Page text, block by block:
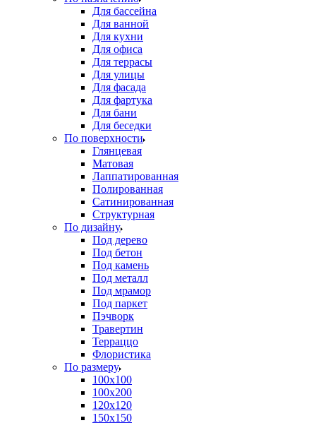
Для бассейна
Для ванной
Для кухни
Для офиса
Для террасы
Для улицы
Для фасада
Для фартука
Для бани
Для беседки
По поверхности
Глянцевая
Матовая
Лаппатированная
Полированная
Сатинированная
Структурная
По дизайну
Под дерево
Под бетон
Под камень
Под металл
Под мрамор
Под паркет
Пэчворк
Травертин
Терраццо
Флористика
По размеру
100х100
100х200
120х120
150х150